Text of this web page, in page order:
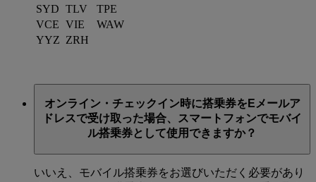
SYD TLV
TPE
VCE VIE
WAW
YYZ ZRH
オンライン・チェックイン時に搭乗券をEメールア
ドレスで受け取った場合、スマートフォンでモバイ
ル搭乗券として使用できますか？
いいえ、モバイル搭乗券をお選びいただく必要があり